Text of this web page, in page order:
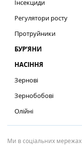
Інсекциди
Регулятори росту
Протруйники
БУР’ЯНИ
НАСІННЯ
Зернові
Зернобобові
Олійні
Ми в соціальних мережах